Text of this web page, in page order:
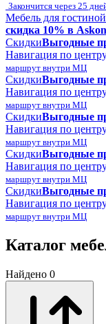
Закончится через 25
Мебель для гостиной
скидка 10% в
СкидкиВыгодные
Навигация по
маршрут внутри МЦ
СкидкиВыгодные
Навигация по
маршрут внутри МЦ
СкидкиВыгодные
Навигация по
маршрут внутри МЦ
СкидкиВыгодные
Навигация по
маршрут внутри МЦ
СкидкиВыгодные
Навигация по
маршрут внутри МЦ
Каталог
Найдено 0